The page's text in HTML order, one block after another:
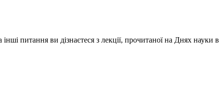
питання ви дізнаєтеся з лекції, прочитаної на Днях науки в